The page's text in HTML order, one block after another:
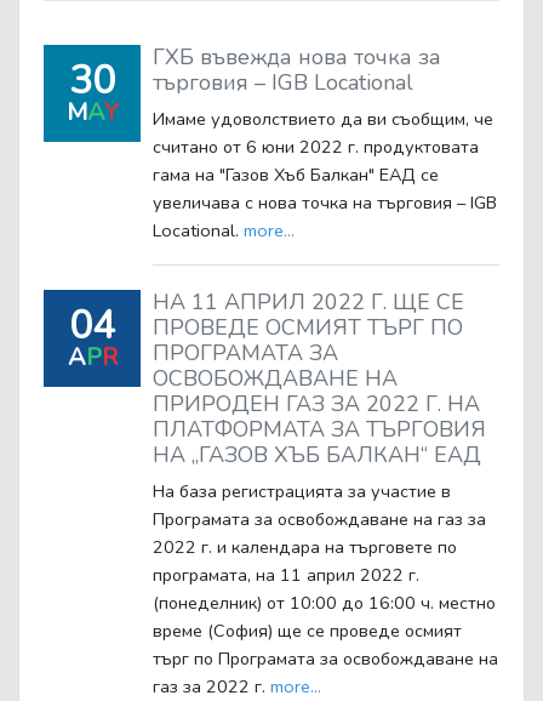
30
MAY
ГХБ въвежда нова точка за
търговия – IGB Locational
Имаме удоволствието да ви съобщим, че
считано от 6 юни 2022 г. продуктовата
гама на "Газов Хъб Балкан" ЕАД се
увеличава с новa точка на търговия – IGB
Locational. more...
04
APR
НА 11 АПРИЛ 2022 Г. ЩЕ СЕ
ПРОВЕДЕ ОСМИЯТ ТЪРГ ПО
ПРОГРАМАТА ЗА
ОСВОБОЖДАВАНЕ НА
ПРИРОДЕН ГАЗ ЗА 2022 Г. НА
ПЛАТФОРМАТА ЗА ТЪРГОВИЯ
НА „ГАЗОВ ХЪБ БАЛКАН“ ЕАД
На база регистрацията за участие в
Програмата за освобождаване на газ за
2022 г. и календара на търговете по
програмата, на 11 април 2022 г.
(понеделник) от 10:00 до 16:00 ч. местно
време (София) ще се проведе осмият
търг по Програмата за освобождаване на
газ за 2022 г. more...